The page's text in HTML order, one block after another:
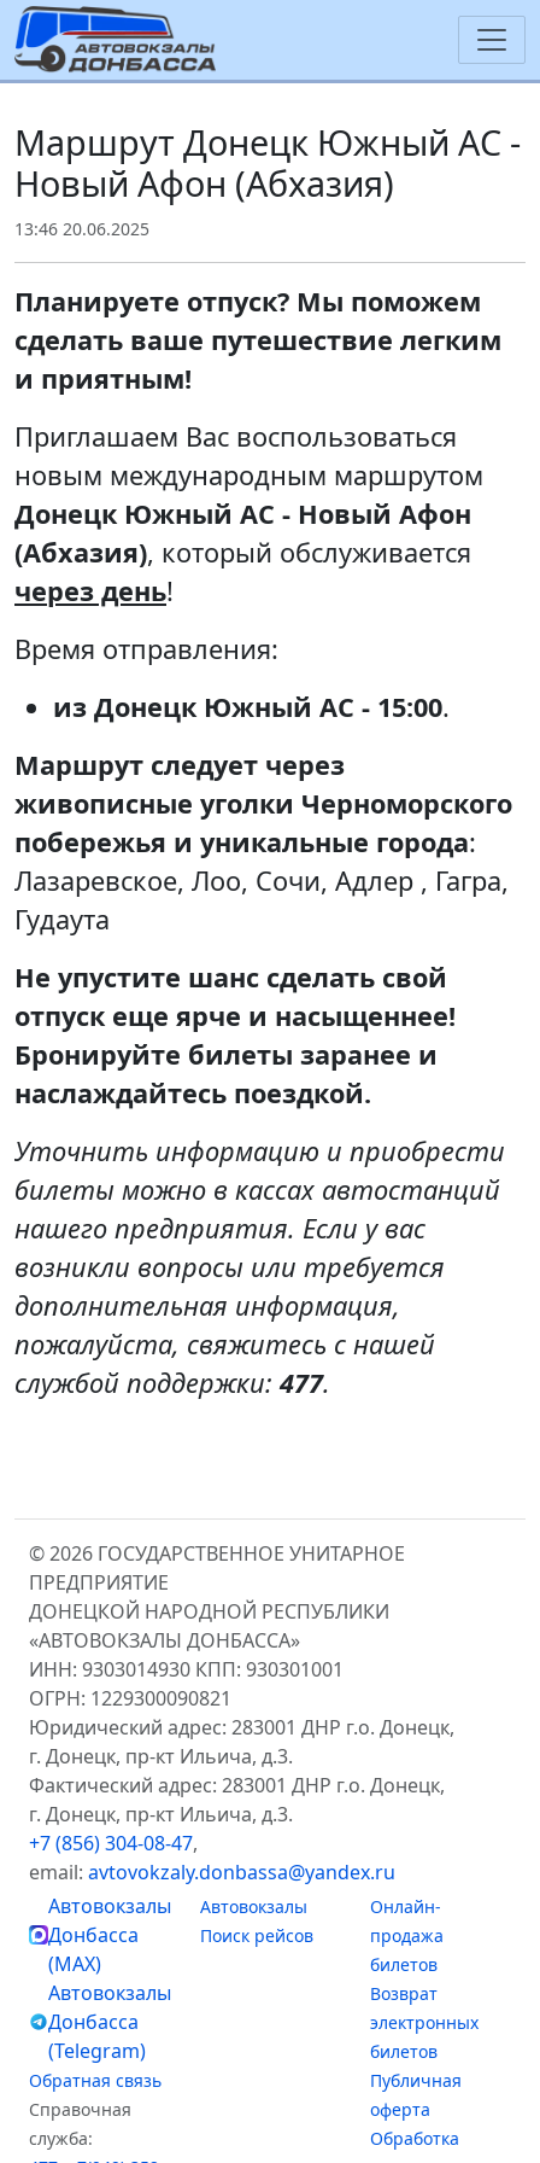
Маршрут Донецк Южный АС -
Новый Афон (Абхазия)
13:46 20.06.2025
Планируете отпуск? Мы поможем
сделать ваше путешествие легким
и приятным!
Приглашаем Вас воспользоваться
новым международным маршрутом
Донецк Южный АС - Новый Афон
(Абхазия), который обслуживается
через день!
Время отправления:
из Донецк Южный АС - 15:00.
Маршрут следует через
живописные уголки Черноморского
побережья и уникальные города:
Лазаревское, Лоо, Сочи, Адлер , Гагра,
Гудаута
Не упустите шанс сделать свой
отпуск еще ярче и насыщеннее!
Бронируйте билеты заранее и
наслаждайтесь поездкой.
Уточнить информацию и приобрести
билеты можно в кассах автостанций
нашего предприятия. Если у вас
возникли вопросы или требуется
дополнительная информация,
пожалуйста, свяжитесь с нашей
службой поддержки:477.
© 2026 ГОСУДАРСТВЕННОЕ УНИТАРНОЕ
ПРЕДПРИЯТИЕ
ДОНЕЦКОЙ НАРОДНОЙ РЕСПУБЛИКИ
«АВТОВОКЗАЛЫ ДОНБАССА»
ИНН: 9303014930 КПП: 930301001
ОГРН: 1229300090821
Юридический адрес: 283001 ДНР г.о. Донецк,
г. Донецк, пр-кт Ильича, д.3.
Фактический адрес: 283001 ДНР г.о. Донецк,
г. Донецк, пр-кт Ильича, д.3.
+7 (856) 304-08-47,
email: avtovokzaly.donbassa@yandex.ru
Автовокзалы
Донбасса
(MAX)
Автовокзалы
Донбасса
(Telegram)
Обратная связь
Справочная
служба:
Автовокзалы
Поиск рейсов
Онлайн-
продажа
билетов
Возврат
электронных
билетов
Публичная
оферта
Обработка